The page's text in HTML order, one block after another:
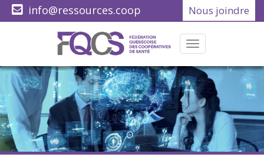
Nous joindre
info@ressources.coop
(418) 622-1001
Menu